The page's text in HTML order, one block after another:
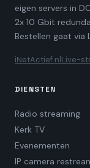
eigen servers in
2x 10 Gbit
Bestellen gaat via
iNetActief.nlLive-
DIENSTEN
Radio streaming
Kerk TV
Evenementen
IP camera